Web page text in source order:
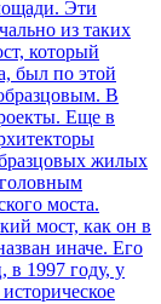
Эти
из таких
который
был по этой
В
Еще в
жилых
моста.
мост, как он в
иначе. Его
1997 году, у